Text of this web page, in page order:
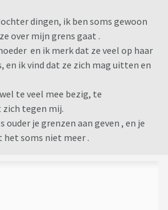
dingen, ik ben soms gewoon
over mijn grens gaat .
en ik merk dat ze veel op haar
en ik vind dat ze zich mag uitten en
te veel mee bezig, te
zich tegen mij.
ouder je grenzen aan geven , en je
het soms niet meer .